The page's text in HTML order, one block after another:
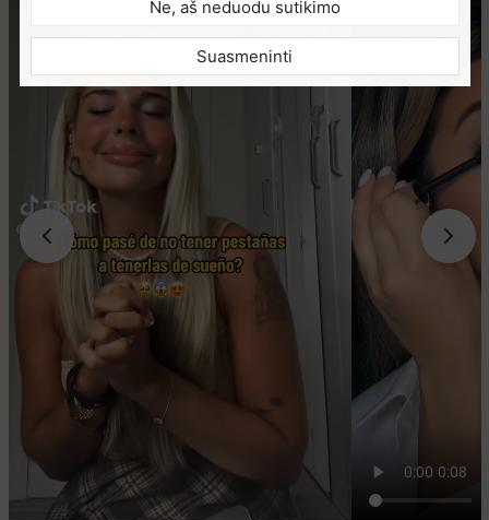
Ne, aš neduodu sutikimo
Suasmeninti